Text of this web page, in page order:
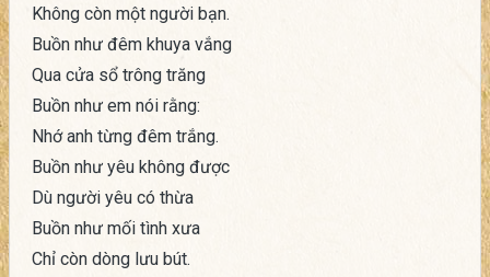
Không còn một người bạn.
Buồn như đêm khuya vắng
Qua cửa sổ trông trăng
Buồn như em nói rằng:
Nhớ anh từng đêm trắng.
Buồn như yêu không được
Dù người yêu có thừa
Buồn như mối tình xưa
Chỉ còn dòng lưu bút.